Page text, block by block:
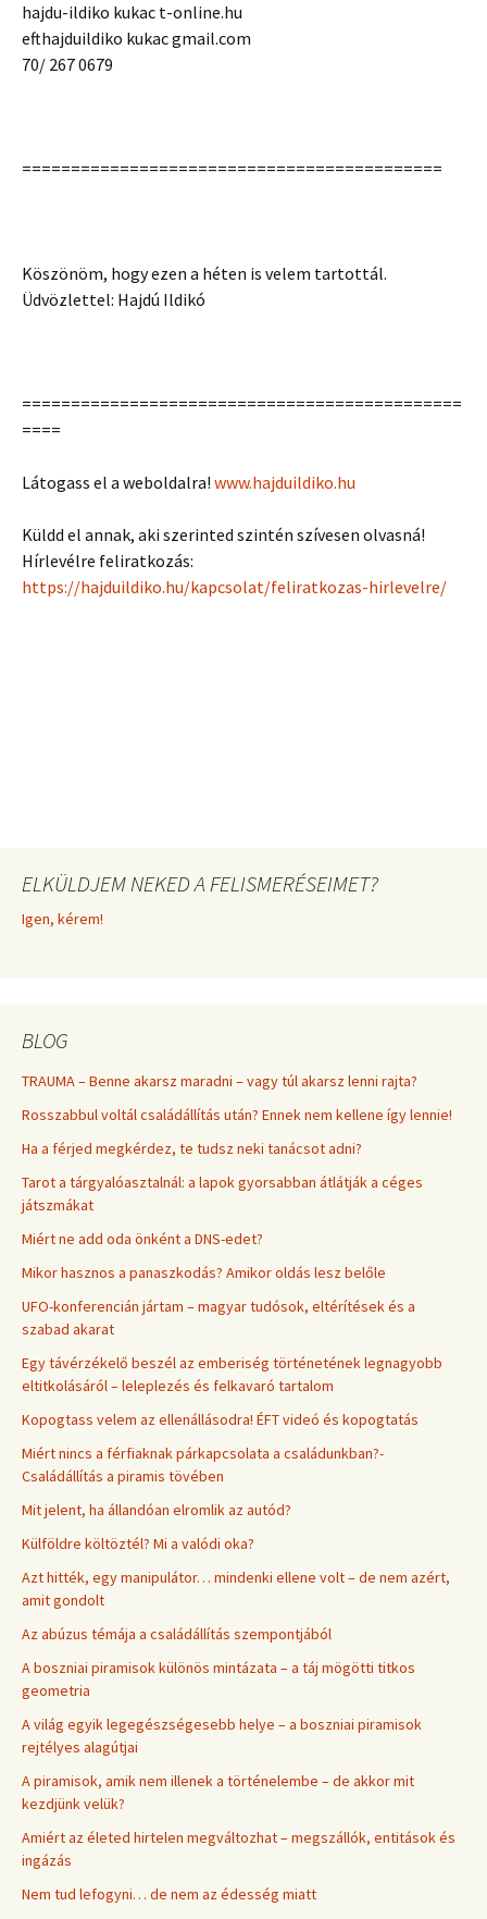
hajdu-ildiko kukac t-online.hu
efthajduildiko kukac gmail.com
70/ 267 0679
===========================================
Köszönöm, hogy ezen a héten is velem tartottál.
Üdvözlettel: Hajdú Ildikó
=============================================
====
Látogass el a weboldalra! www.hajduildiko.hu
Küldd el annak, aki szerinted szintén szívesen olvasná!
Hírlevélre feliratkozás:
https://hajduildiko.hu/kapcsolat/feliratkozas-hirlevelre/
ELKÜLDJEM NEKED A FELISMERÉSEIMET?
Igen, kérem!
BLOG
TRAUMA – Benne akarsz maradni – vagy túl akarsz lenni rajta?
Rosszabbul voltál családállítás után? Ennek nem kellene így lennie!
Ha a férjed megkérdez, te tudsz neki tanácsot adni?
Tarot a tárgyalóasztalnál: a lapok gyorsabban átlátják a céges
játszmákat
Miért ne add oda önként a DNS-edet?
Mikor hasznos a panaszkodás? Amikor oldás lesz belőle
UFO-konferencián jártam – magyar tudósok, eltérítések és a
szabad akarat
Egy távérzékelő beszél az emberiség történetének legnagyobb
eltitkolásáról – leleplezés és felkavaró tartalom
Kopogtass velem az ellenállásodra! ÉFT videó és kopogtatás
Miért nincs a férfiaknak párkapcsolata a családunkban?-
Családállítás a piramis tövében
Mit jelent, ha állandóan elromlik az autód?
Külföldre költöztél? Mi a valódi oka?
Azt hitték, egy manipulátor… mindenki ellene volt – de nem azért,
amit gondolt
Az abúzus témája a családállítás szempontjából
A boszniai piramisok különös mintázata – a táj mögötti titkos
geometria
A világ egyik legegészségesebb helye – a boszniai piramisok
rejtélyes alagútjai
A piramisok, amik nem illenek a történelembe – de akkor mit
kezdjünk velük?
Amiért az életed hirtelen megváltozhat – megszállók, entitások és
ingázás
Nem tud lefogyni… de nem az édesség miatt